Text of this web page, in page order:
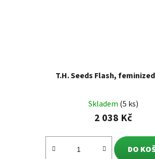
T.H. Seeds Flash,
Skladem (5 ks)
2 038 Kč
DO